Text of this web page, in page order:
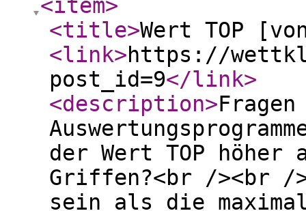
<item>
<title>Wert TOP
<link>https://
post_id=9</link>
<description>
der Wert TOP höher
Griffen?<br /><br /
sein als die